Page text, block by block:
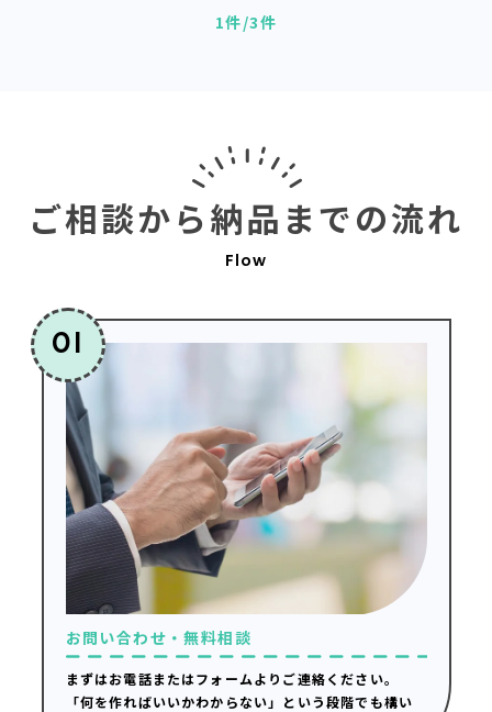
1件/3件
ご相談から納品までの流れ
Flow
01
お問い合わせ・無料相談
まずはお電話またはフォームよりご連絡ください。
「何を作ればいいかわからない」という段階でも構い